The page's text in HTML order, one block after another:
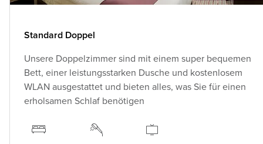
Standard Doppel
Unsere Doppelzimmer sind mit einem super bequemen
Bett, einer leistungsstarken Dusche und kostenlosem
WLAN ausgestattet und bieten alles, was Sie für einen
erholsamen Schlaf benötigen